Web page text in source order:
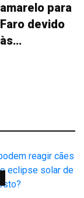
amarelo para
Faro devido
às